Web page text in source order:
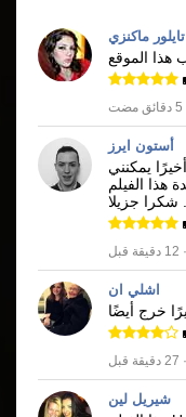
تايلور ماكنزي
هذا الموقع
أستون ايرز
يمكنني
· 12 دقيقة قبل
اشلي ان
خرج أيضًا
· 27 دقيقة قبل
شيريل لين